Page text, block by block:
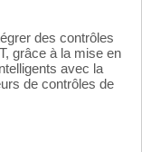
des contrôles
grâce à la mise en
avec la
de contrôles de